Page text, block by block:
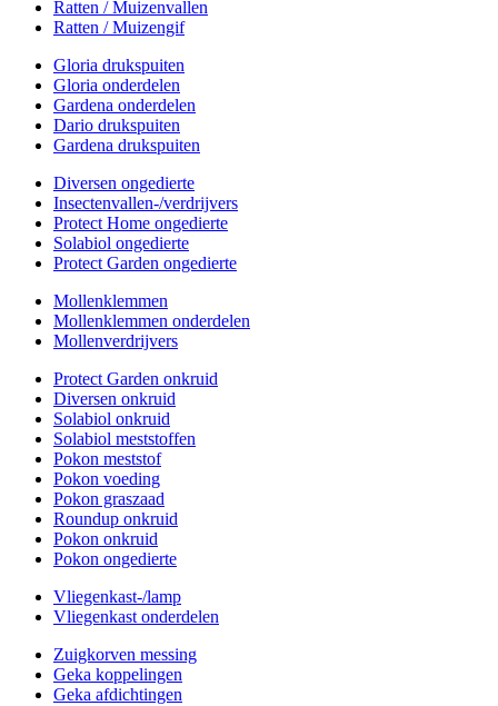
Ratten / Muizenvallen
Ratten / Muizengif
Gloria drukspuiten
Gloria onderdelen
Gardena onderdelen
Dario drukspuiten
Gardena drukspuiten
Diversen ongedierte
Insectenvallen-/verdrijvers
Protect Home ongedierte
Solabiol ongedierte
Protect Garden ongedierte
Mollenklemmen
Mollenklemmen onderdelen
Mollenverdrijvers
Protect Garden onkruid
Diversen onkruid
Solabiol onkruid
Solabiol meststoffen
Pokon meststof
Pokon voeding
Pokon graszaad
Roundup onkruid
Pokon onkruid
Pokon ongedierte
Vliegenkast-/lamp
Vliegenkast onderdelen
Zuigkorven messing
Geka koppelingen
Geka afdichtingen